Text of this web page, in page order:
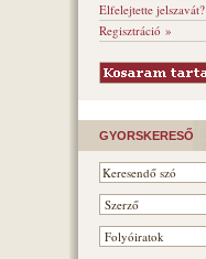
Elfelejtette jelszavát?
Regisztráció »
GYORSKERESŐ